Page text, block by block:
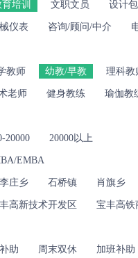
培训 文职文员 设计
仪表 咨询/顾问/中介
教师 幼教/早教 理科教
老师 健身教练 瑜伽教
20000 20000以上
EMBA
李庄乡 石桥镇 肖旗乡
高新技术开发区 宝丰高铁
助 周末双休 加班补助